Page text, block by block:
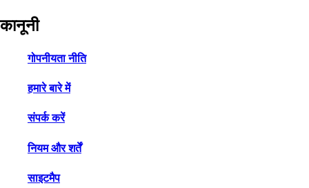
कानूनी
गोपनीयता नीति
हमारे बारे में
संपर्क करें
नियम और शर्तें
साइटमैप